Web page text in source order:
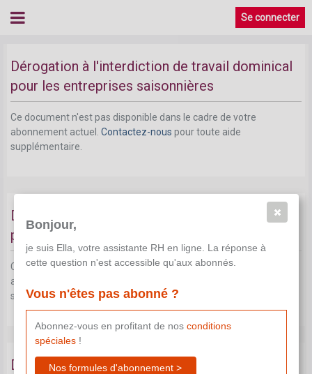
Se connecter
Dérogation à l'interdiction de travail dominical
pour les entreprises saisonnières
Ce document n'est pas disponible dans le cadre de votre
abonnement actuel. Contactez-nous pour toute aide
supplémentaire.
Dérogation à l'interdiction de travail dominical
pour le travail en équipes
Ce document n'est pas disponible dans le cadre de votre
abonnement actuel.
supplémentaire.
Dérogation à l'interdiction de travail dominical
Bonjour,
je suis Ella, votre assistante RH en ligne. La réponse à
cette question n'est accessible qu'aux abonnés.
Vous n'êtes pas abonné ?
Abonnez-vous en profitant de nos conditions
spéciales!
Nos formules d'abonnement >